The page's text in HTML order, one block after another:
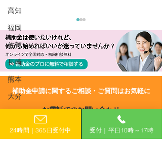
高知
福岡
佐賀
長崎
熊本
大分
鹿児島
和7年度千葉県業務用設備
等脱炭素化促進事業補助
金
​補助金申請に関するご相談・ご質問はお気軽に
お電話でのお問い合わせ
0120-399-121
（平日10:00−17:00）
24時間｜365日受付中 受付｜平日10時～17時